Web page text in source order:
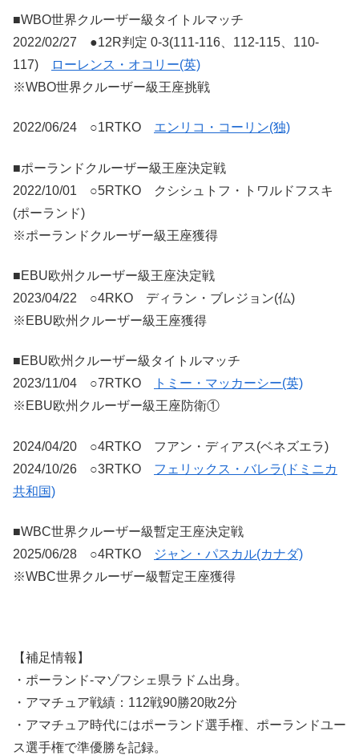
■WBO世界クルーザー級タイトルマッチ
2022/02/27 ●12R判定 0-3(111-116、112-115、110-
117)
ローレンス・オコリー(英)
※WBO世界クルーザー級王座挑戦
2022/06/24 ○1RTKO エンリコ・コーリン(独)
■ポーランドクルーザー級王座決定戦
2022/10/01 ○5RTKO クシシュトフ・トワルドフスキ
(ポーランド)
※ポーランドクルーザー級王座獲得
■EBU欧州クルーザー級王座決定戦
2023/04/22 ○4RKO ディラン・ブレジョン(仏)
※EBU欧州クルーザー級王座獲得
■EBU欧州クルーザー級タイトルマッチ
2023/11/04 ○7RTKO
トミー・マッカーシー(英)
※EBU欧州クルーザー級王座防衛①
2024/04/20 ○4RTKO フアン・ディアス(ベネズエラ)
2024/10/26 ○3RTKO フェリックス・バレラ(ドミニカ
共和国)
■WBC世界クルーザー級暫定王座決定戦
2025/06/28 ○4RTKO
ジャン・パスカル(カナダ)
※WBC世界クルーザー級暫定王座獲得
【補足情報】
・ポーランド-マゾフシェ県ラドム出身。
・アマチュア戦績：112戦90勝20敗2分
・アマチュア時代にはポーランド選手権、ポーランドユー
ス選手権で準優勝を記録。